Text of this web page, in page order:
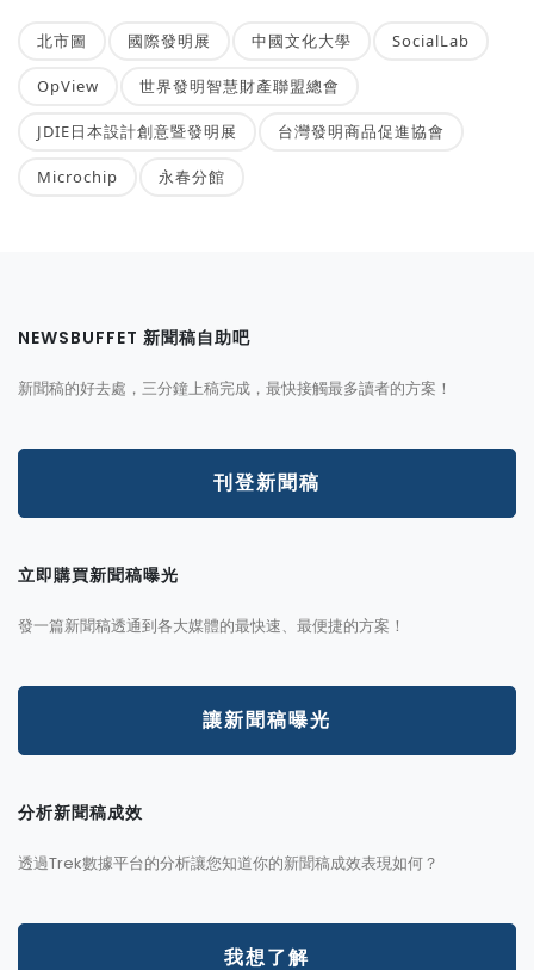
北市圖 國際發明展 中國文化大學 SocialLab
OpView 世界發明智慧財產聯盟總會
JDIE日本設計創意暨發明展 台灣發明商品促進協會
Microchip 永春分館
NEWSBUFFET 新聞稿自助吧
新聞稿的好去處，三分鐘上稿完成，最快接觸最多讀者的方案！
刊登新聞稿
立即購買新聞稿曝光
發一篇新聞稿透通到各大媒體的最快速、最便捷的方案！
讓新聞稿曝光
分析新聞稿成效
透過Trek數據平台的分析讓您知道你的新聞稿成效表現如何？
我想了解